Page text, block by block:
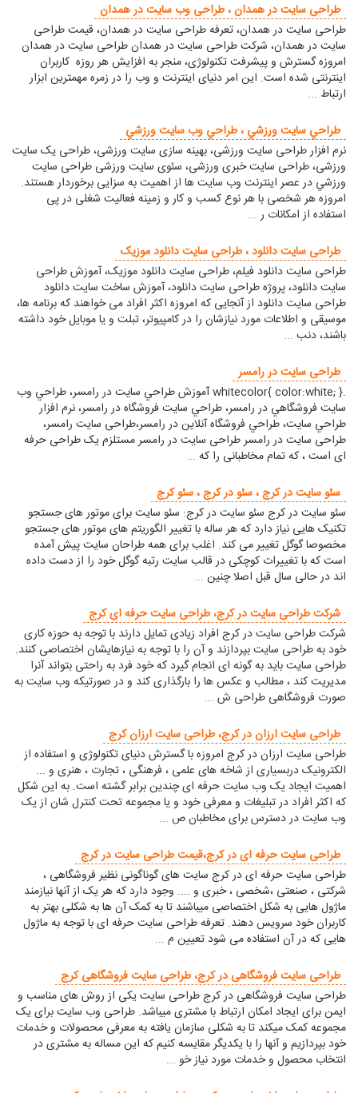
طراحی سایت در همدان ، طراحی وب سايت در همدان
طراحی سایت در همدان، تعرفه طراحی سایت در همدان، قیمت طراحی
سایت در همدان، شركت طراحی سایت در همدان طراحی سایت در همدان
امروزه گسترش و پیشرفت تکنولوژی، منجر به افزایش هر روزه کاربران
اینترنتی شده است. این امر دنیای اینترنت و وب را در زمره مهمترین ابزار
ارتباط ...
طراحي سايت ورزشي ، طراحي وب سايت ورزشي
نرم افزار طراحی سایت ورزشی، بهینه سازی سایت ورزشی، طراحی یک سایت
ورزشی، طراحی سایت خبری ورزشی، سئوی سایت ورزشی طراحی سایت
ورزشي در عصر اینترنت وب سایت ها از اهمیت به سزایی برخوردار هستند.
امروزه هر شخصی با هر نوع کسب و کار و زمینه فعالیت شغلی در پی
استفاده از امکانات ر...
طراحی سايت دانلود ، طراحی سایت دانلود موزیک
طراحی سایت دانلود فیلم، طراحی سایت دانلود موزیک، آموزش طراحی
سایت دانلود، پروژه طراحی سایت دانلود، آموزش ساخت سایت دانلود
طراحی سایت دانلود از آنجایی که امروزه اکثر افراد می خواهند که برنامه ها،
موسیقی و اطلاعات مورد نیازشان را در کامپیوتر، تبلت و یا موبایل خود داشته
باشند، دنب ...
طراحی سایت در رامسر
.whitecolor{ color:white; } آموزش طراحي سايت در رامسر، طراحي وب
سايت فروشگاهي در رامسر، طراحي سايت فروشگاه در رامسر، نرم افزار
طراحي سايت، طراحي فروشگاه آنلاين در رامسر،طراحی سایت رامسر،
طراحی سایت در رامسر طراحی سایت در رامسر مستلزم یک طراحی حرفه
ای است ، که تمام مخاطبانی را که ...
سئو سایت در کرج ، سئو در کرج ، سئو کرج
سئو سایت در کرج سئو سایت در کرج: سئو سایت برای موتور های جستجو
تکنیک هایی نیاز دارد که هر ساله با تغییر الگوریتم های موتور های جستجو
مخصوصا گوگل تغییر می کند. اغلب برای همه طراحان سایت پیش آمده
است که با تغییرات کوچکی در قالب سایت رتبه گوگل خود را از دست داده
اند در حالی سال قبل اصلا چنین ...
شرکت طراحی سایت در کرج، طراحی سایت حرفه ای کرج
شرکت طراحی سایت در کرج افراد زیادی تمایل دارند با توجه به حوزه کاری
خود به طراحی سایت بپردازند و آن را با توجه به نیازهایشان اختصاصی کنند.
طراحی سایت باید به گونه ای انجام گیرد که خود فرد به راحتی بتواند آنرا
مدیریت کند ، مطالب و عکس ها را بارگذاری کند و در صورتیکه وب سایت به
صورت فروشگاهی طراحی ش ...
طراحی سایت ارزان در کرج، طراحی سايت ارزان كرج
طراحی سایت ارزان در کرج امروزه با گسترش دنیای تکنولوژی و استفاده از
الکترونیک دربسیاری از شاخه های علمی ، فرهنگی ، تجارت ، هنری و ...
اهمیت ایجاد یک وب سایت حرفه ای چندین برابر گشته است. به این شکل
که اکثر افراد در تبلیغات و معرفی خود و یا مجموعه تحت کنترل شان از یک
وب سایت در دسترس برای مخاطبان ص ...
طراحی سایت حرفه ای در کرج،قیمت طراحی سایت در کرج
طراحی سایت حرفه ای در کرج سایت های گوناگونی نظیر فروشگاهی ،
شرکتی ، صنعتی ،شخصی ، خبری و .... وجود دارد که هر یک از آنها نیازمند
ماژول هایی به شکل اختصاصی میباشند تا به کمک آن ها به شکلی بهتر به
کاربران خود سرویس دهند. تعرفه طراحی سایت حرفه ای با توجه به ماژول
هایی که در آن استفاده می شود تعیین م ...
طراحی سایت فروشگاهی در کرج، طراحی سایت فروشگاهی کرج
طراحی سایت فروشگاهی در کرج طراحی سایت یکی از روش های مناسب و
ایمن برای ایجاد امکان ارتباط با مشتری میباشد. طراحی وب سایت برای یک
مجموعه کمک میکند تا به شکلی سازمان یافته به معرفی محصولات و خدمات
خود بپردازیم و آنها را با یکدیگر مقایسه کنیم که این مساله به مشتری در
انتخاب محصول و خدمات مورد نیاز خو ...